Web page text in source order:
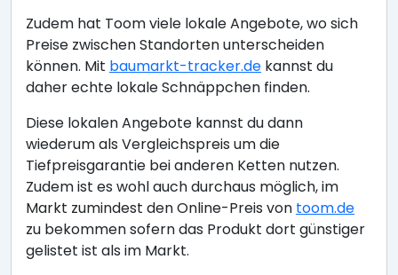
Zudem hat Toom viele lokale Angebote, wo sich
Preise zwischen Standorten unterscheiden
können. Mit baumarkt-tracker.de kannst du
daher echte lokale Schnäppchen finden.
Diese lokalen Angebote kannst du dann
wiederum als Vergleichspreis um die
Tiefpreisgarantie bei anderen Ketten nutzen.
Zudem ist es wohl auch durchaus möglich, im
Markt zumindest den Online-Preis von toom.de
zu bekommen sofern das Produkt dort günstiger
gelistet ist als im Markt.